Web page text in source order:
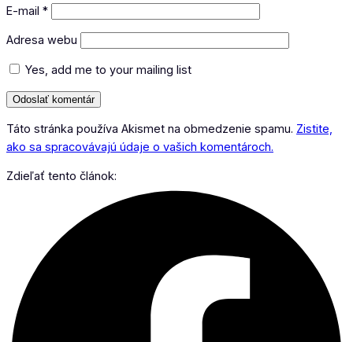
E-mail *
Adresa webu
Yes, add me to your mailing list
Táto stránka používa Akismet na obmedzenie spamu. Zistite,
ako sa spracovávajú údaje o vašich komentároch.
Zdieľať tento článok: